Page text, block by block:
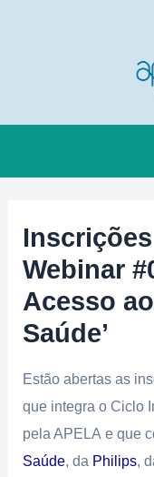
Webinar
Acesso
Saúde’
Estão abertas as
que integra o Ciclo
pela APELA e que
Saúde, da Philips,